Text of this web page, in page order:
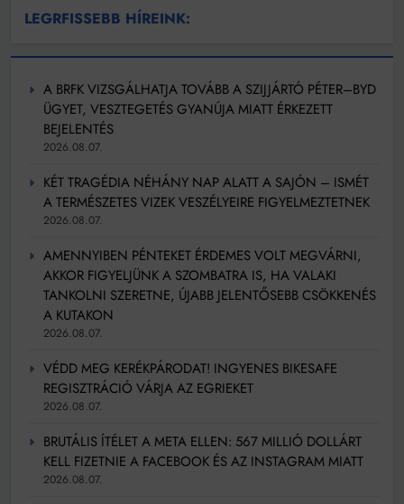
LEGRFISSEBB HÍREINK:
A BRFK VIZSGÁLHATJA TOVÁBB A SZIJJÁRTÓ PÉTER–BYD
ÜGYET, VESZTEGETÉS GYANÚJA MIATT ÉRKEZETT
BEJELENTÉS
2026.08.07.
KÉT TRAGÉDIA NÉHÁNY NAP ALATT A SAJÓN – ISMÉT
A TERMÉSZETES VIZEK VESZÉLYEIRE FIGYELMEZTETNEK
2026.08.07.
AMENNYIBEN PÉNTEKET ÉRDEMES VOLT MEGVÁRNI,
AKKOR FIGYELJÜNK A SZOMBATRA IS, HA VALAKI
TANKOLNI SZERETNE, ÚJABB JELENTŐSEBB CSÖKKENÉS
A KUTAKON
2026.08.07.
VÉDD MEG KERÉKPÁRODAT! INGYENES BIKESAFE
REGISZTRÁCIÓ VÁRJA AZ EGRIEKET
2026.08.07.
BRUTÁLIS ÍTÉLET A META ELLEN: 567 MILLIÓ DOLLÁRT
KELL FIZETNIE A FACEBOOK ÉS AZ INSTAGRAM MIATT
2026.08.07.